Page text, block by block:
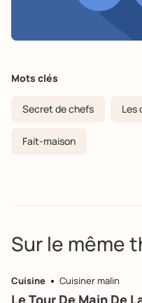
Mots clés
Secret de chefs Les
Fait-maison
Sur le même
Cuisine Cuisiner malin
Le Tour De Main De